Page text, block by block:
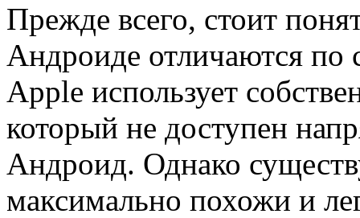
Прежде всего, стоит
Андроиде отличаются по
Apple использует
который не доступен
Андроид. Однако
максимально похожи и